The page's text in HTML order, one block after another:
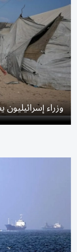
وزراء